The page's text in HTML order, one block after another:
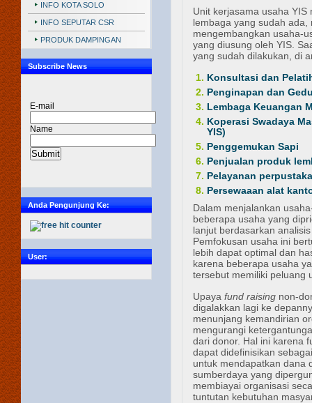
INFO KOTA SOLO
INFO SEPUTAR CSR
PRODUK DAMPINGAN
Subscribe News
E-mail
Name
Anda Pengunjung Ke:
User:
Unit kerjasama usaha
lembaga yang sudah
mengembangkan usaha-
yang diusung oleh YIS.
yang sudah dilakukan, di
Konsultasi dan
Penginapan dan
Lembaga Keuangan
Koperasi Swadaya
YIS)
Penggemukan Sapi
Penjualan produk
Pelayanan
Persewaaan alat
Dalam menjalankan
beberapa usaha yang
lanjut berdasarkan
Pemfokusan usaha ini
lebih dapat optimal dan
karena beberapa usaha
tersebut memiliki peluang
Upaya fund raising non-
digalakkan lagi ke
menunjang kemandirian
mengurangi
dari donor. Hal ini karena
dapat didefinisikan
untuk mendapatkan dana
sumberdaya yang
membiayai organisasi
tuntutan kebutuhan